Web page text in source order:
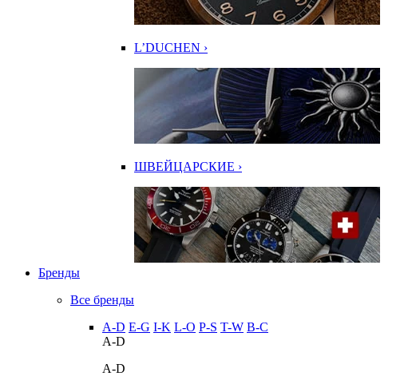
L’DUCHEN ›
ШВЕЙЦАРСКИЕ ›
Бренды
Все бренды
A-D E-G I-K L-O P-S T-W В-С
A-D
A-D